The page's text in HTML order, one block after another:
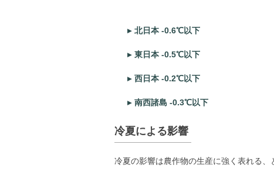
北日本 -0.6℃以下
東日本 -0.5℃以下
西日本 -0.2℃以下
南西諸島 -0.3℃以下
冷夏による影響
冷夏の影響は農作物の生産に強く表れる